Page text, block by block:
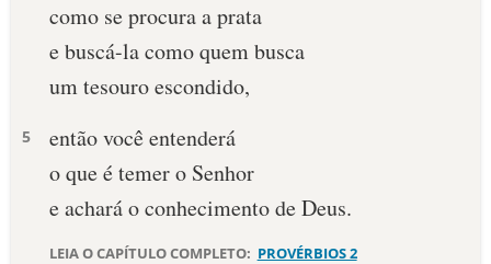
TEMAS
PERGUNTE À BÍBLIA IA
TERMO BÍBLICO JOGOS
LOJA BÍBLIAON
como se procura a prata
e buscá-la como quem busca
um tesouro escondido,
5
então você entenderá
o que é temer o Senhor
e achará o conhecimento de Deus.
LEIA O CAPÍTULO COMPLETO: PROVÉRBIOS 2